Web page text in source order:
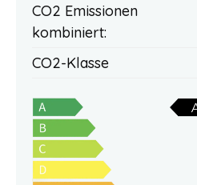
CO2 Emissionen
kombiniert:
CO2-Klasse